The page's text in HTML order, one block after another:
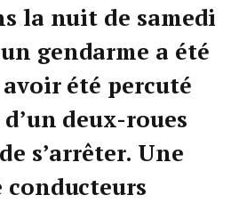
la nuit de samedi
gendarme a été
avoir été percuté
deux-roues
s’arrêter. Une